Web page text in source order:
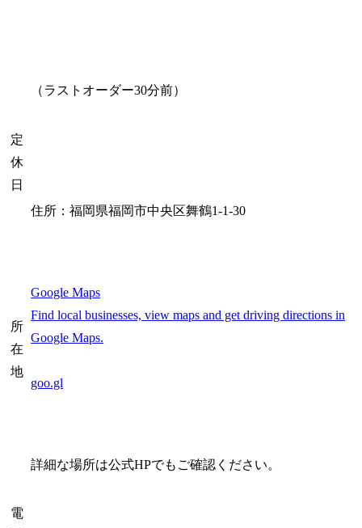
（ラストオーダー30分前）
定
休
日
所
在
地
住所：福岡県福岡市中央区舞鶴1-1-30
Google Maps
Find local businesses, view maps and get driving directions in
Google Maps.
goo.gl
詳細な場所は公式HPでもご確認ください。
電